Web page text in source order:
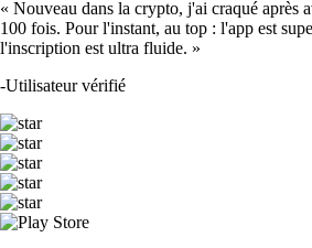
« Nouveau dans la crypto, j'ai craqué après
100 fois. Pour l'instant, au top : l'app est
l'inscription est ultra fluide. »
-Utilisateur vérifié